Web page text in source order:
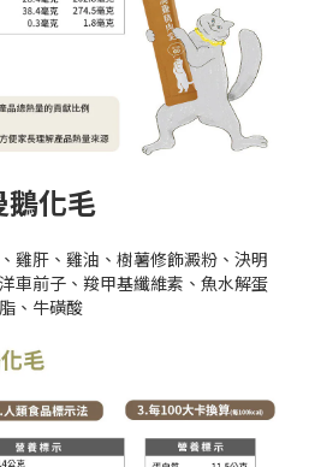
鵝化毛
雞肝、雞油、樹薯修飾澱粉、決明
車前子、羧甲基纖維素、魚水解蛋
、牛磺酸